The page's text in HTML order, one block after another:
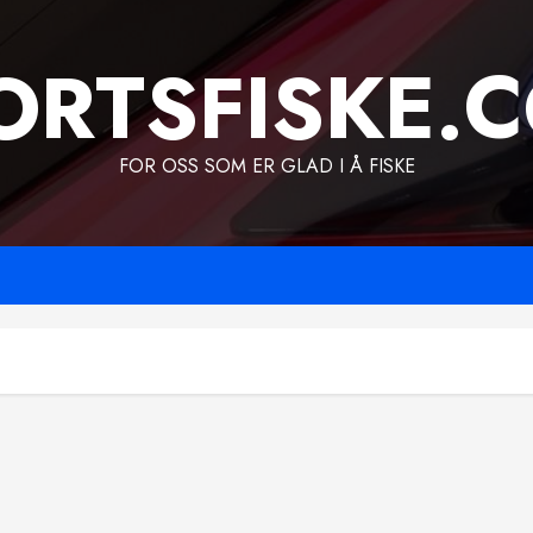
FOR OSS SOM ER GLAD I Å FISKE